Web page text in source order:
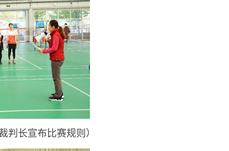
判长宣布比赛规则）